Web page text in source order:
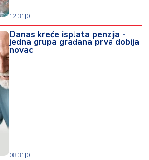
12:31|0
Danas kreće isplata penzija -
jedna grupa građana prva dobija
novac
08:31|0